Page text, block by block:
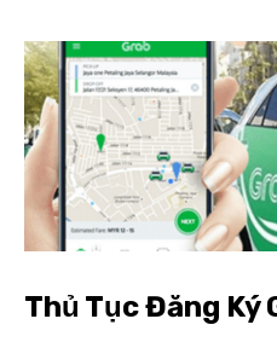
Thủ Tục Đăng Ký